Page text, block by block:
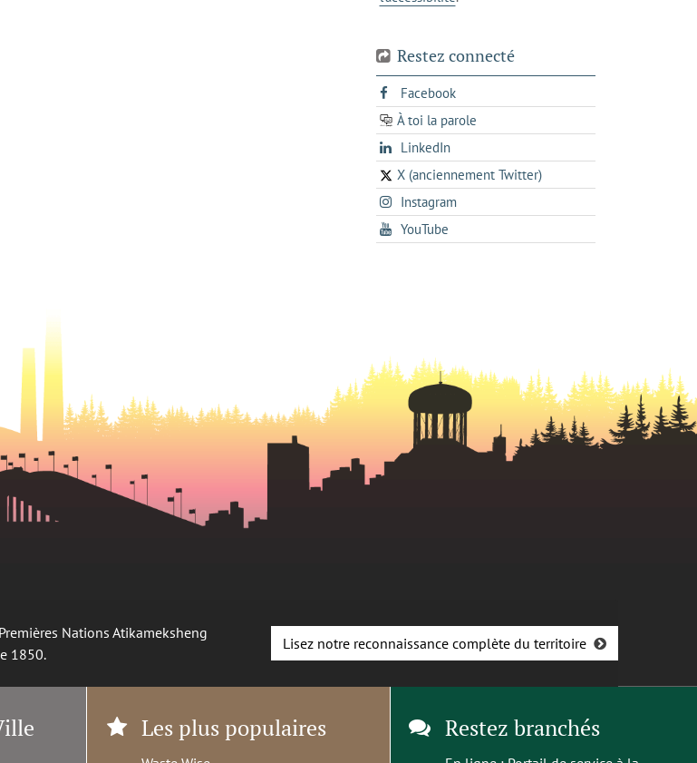
Restez connecté
Facebooks'ouvre
dans
un
onglet
À toi la parole
opens
in
a
new
tab
LinkedInopens
in
a
new
X (anciennement Twitter)
s'ouvre
dans
un
nouvel
Instagrams'ouvre
dans
un
YouTubes'ouvre
dans
Nations Atikameksheng
1850.
Lisez notre reconnaissance complète du territoire
Les plus populaires Restez branchés